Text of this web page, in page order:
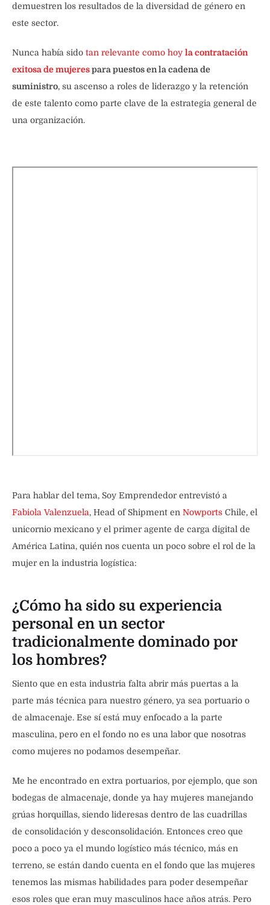
demuestren los resultados de la diversidad de género en
este sector.
Nunca había sido tan relevante como hoy la contratación
exitosa de mujerespara puestos en la cadena de
suministro, su ascenso a roles de liderazgo y la retención
de este talento como parte clave de la estrategia general de
una organización.
Para hablar del tema, Soy Emprendedor entrevistó a
Fabiola Valenzuela, Head of Shipment en Nowports Chile, el
unicornio mexicano y el primer agente de carga digital de
América Latina, quién nos cuenta un poco sobre el rol de la
mujer en la industria logística:
¿Cómo ha sido su experiencia
personal en un sector
tradicionalmente dominado por
los hombres?
Siento que en esta industria falta abrir más puertas a la
parte más técnica para nuestro género, ya sea portuario o
de almacenaje. Ese sí está muy enfocado a la parte
masculina, pero en el fondo no es una labor que nosotras
como mujeres no podamos desempeñar.
Me he encontrado en extra portuarios, por ejemplo, que son
bodegas de almacenaje, donde ya hay mujeres manejando
grúas horquillas, siendo lideresas dentro de las cuadrillas
de consolidación y desconsolidación. Entonces creo que
poco a poco ya el mundo logístico más técnico, más en
terreno, se están dando cuenta en el fondo que las mujeres
tenemos las mismas habilidades para poder desempeñar
esos roles que eran muy masculinos hace años atrás. Pero